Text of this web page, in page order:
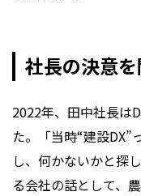
社長の決意
2022年、田中社長は
た。「当時“建設DX”
し、何かないかと探
る会社の話として、